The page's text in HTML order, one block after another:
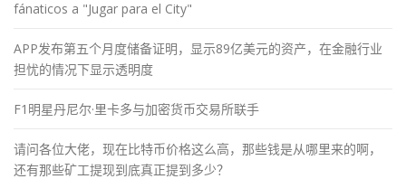
fánaticos a "Jugar para el City"
APP发布第五个月度储备证明，显示89亿美元的资产，在金融行业
担忧的情况下显示透明度
F1明星丹尼尔·里卡多与加密货币交易所联手
请问各位大佬，现在比特币价格这么高，那些钱是从哪里来的啊，
还有那些矿工提现到底真正提到多少？